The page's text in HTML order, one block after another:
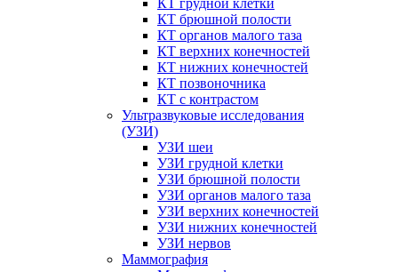
КТ грудной клетки
КТ брюшной полости
КТ органов малого таза
КТ верхних конечностей
КТ нижних конечностей
КТ позвоночника
КТ с контрастом
Ультразвуковые исследования
(УЗИ)
УЗИ шеи
УЗИ грудной клетки
УЗИ брюшной полости
УЗИ органов малого таза
УЗИ верхних конечностей
УЗИ нижних конечностей
УЗИ нервов
Маммография